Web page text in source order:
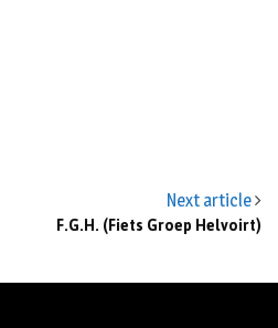
Next article
F.G.H. (Fiets Groep Helvoirt)